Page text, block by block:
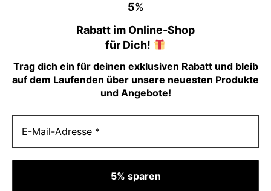
5%
Rabatt im Online-Shop
für Dich!
Trag dich ein für deinen exklusiven Rabatt und bleib
auf dem Laufenden über unsere neuesten Produkte
und Angebote!
Telefax +49 (0)721 961 337 4
Internet:www.camp-impuls.de
Versandinformationen
AGB
Widerruf
Kontakt